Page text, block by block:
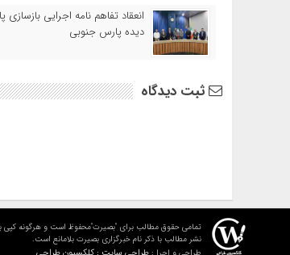
انعقاد تفاهم نامه اجرایی بازسازی
دیده پارس جنوبی
ثبت دیدگاه
تمامی حقوق مطالب برای "بصیرت"محفوظ است و هرگونه کپی
نشر مطالب با ذکر نام خبرگزاری بصیرت بلامانع است.